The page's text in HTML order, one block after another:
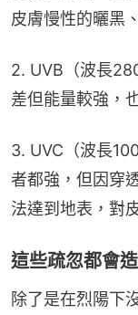
皮膚慢性的曬黑
2. UVB（波長
差但能量較強，
3. UVC（波長
者都強，但因穿
法達到地表，對
這些疏忽都會
除了是在烈陽下